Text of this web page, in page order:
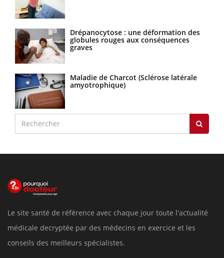
Drépanocytose : une déformation des
globules rouges aux conséquences
graves
Maladie de Charcot (Sclérose latérale
amyotrophique)
Le site santé de référence avec chaque jour toute l'actualité
médicale decryptée par des médecins en exercice et les
conseils des meilleurs spécialistes.